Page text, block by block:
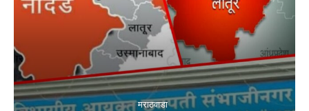
मराठवाडा